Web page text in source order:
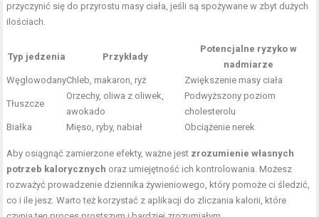
przyczynić się do przyrostu masy ciała, jeśli są spożywane w zbyt dużych
ilościach.
Typ jedzenia Przykłady
Potencjalne ryzyko w
nadmiarze
WęglowodanyChleb, makaron, ryż Zwiększenie masy ciała
Tłuszcze
Orzechy, oliwa z oliwek,
awokado
Podwyższony poziom
cholesterolu
Białka
Mięso, ryby, nabiał Obciążenie nerek
Aby osiągnąć zamierzone efekty, ważne jest zrozumienie własnych
potrzeb kalorycznych oraz umiejętność ich kontrolowania. Możesz
rozważyć prowadzenie dziennika żywieniowego, który pomoże ci śledzić,
co i ile jesz. Warto też korzystać z aplikacji do zliczania kalorii, które